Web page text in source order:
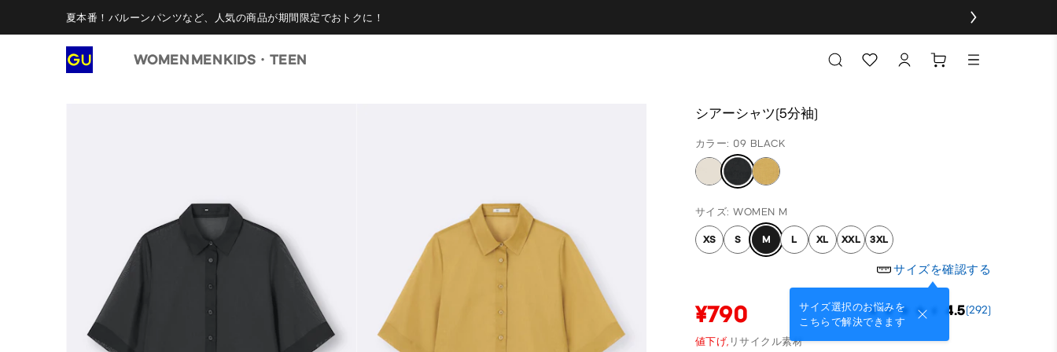
夏本番！バルーンパンツなど、人気の商品が期間限定でおトクに！
WOMEN MENKIDS・TEEN
シアーシャツ(5分袖)
カラー: 09 BLACK
サイズ: WOMEN M
XS S M L XL XXL 3XL
サイズを確認する
サイズ選択のお悩みを
こちらで解決できます
¥790 4.5(292)
値下げ, リサイクル素材